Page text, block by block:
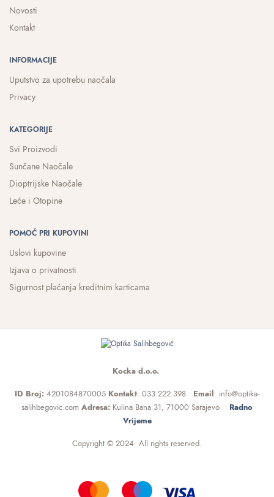
Novosti
Kontakt
INFORMACIJE
Uputstvo za upotrebu naočala
Privacy
KATEGORIJE
Svi Proizvodi
Sunčane Naočale
Dioptrijske Naočale
Leće i Otopine
POMOĆ PRI KUPOVINI
Uslovi kupovine
Izjava o privatnosti
Sigurnost plaćanja kreditnim karticama
Kocka d.o.o.
ID Broj: 4201084870005Kontakt: 033.222.398 Email: info@optika-
salihbegovic.com Adresa: Kulina Bana 31, 71000 Sarajevo
Radno
Vrijeme
Copyright © 2024 All rights reserved.